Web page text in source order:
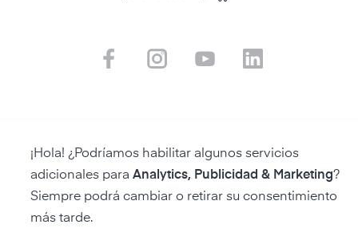
¡Hola! ¿Podríamos habilitar algunos servicios
adicionales para Analytics, Publicidad & Marketing?
Siempre podrá cambiar o retirar su consentimiento
más tarde.